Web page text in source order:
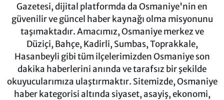
Gazetesi, dijital platformda da Osmaniye'nin en
güvenilir ve güncel haber kaynağı olma misyonunu
taşımaktadır. Amacımız, Osmaniye merkez ve
Düziçi, Bahçe, Kadirli, Sumbas, Toprakkale,
Hasanbeyli gibi tüm ilçelerimizden Osmaniye son
dakika haberlerini anında ve tarafsız bir şekilde
okuyucularımıza ulaştırmaktır. Sitemizde, Osmaniye
haber kategorisi altında siyaset, asayiş, ekonomi,